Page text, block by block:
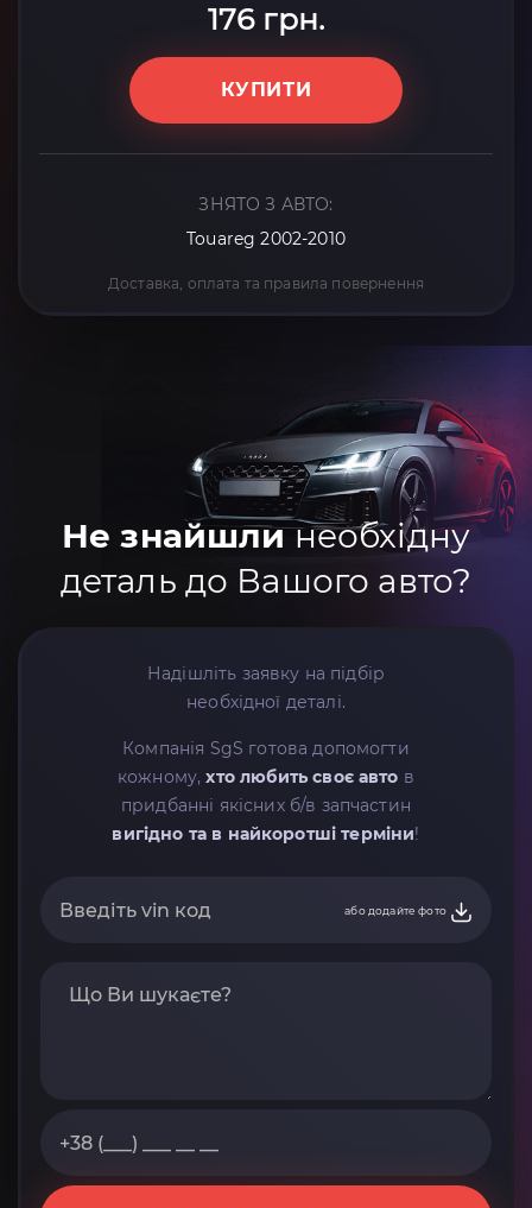
176 грн.
КУПИТИ
ЗНЯТО З АВТО:
Touareg 2002-2010
Доставка, оплата та правила повернення
Не знайшлинеобхідну
деталь до Вашого авто?
Надішліть заявку на підбір
необхідної деталі.
Компанія SgS готова допомогти
кожному,хто любить своє авто в
придбанні якісних б/в запчастин
вигідно та в найкоротші терміни!
або додайте фото